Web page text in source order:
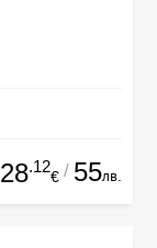
28.12
€ / 55лв.